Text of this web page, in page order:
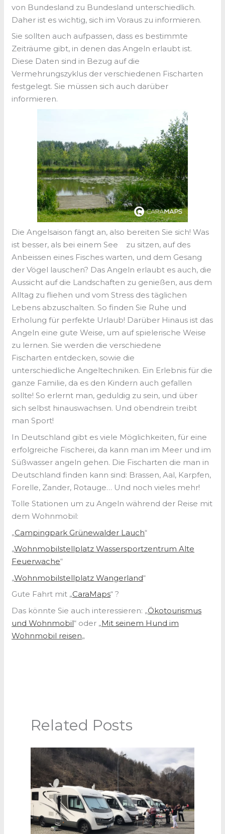
von Bundesland zu Bundesland unterschiedlich.
Daher ist es wichtig, sich im Voraus zu informieren.
Sie sollten auch aufpassen, dass es bestimmte
Zeiträume gibt, in denen das Angeln erlaubt ist.
Diese Daten sind in Bezug auf die
Vermehrungszyklus der verschiedenen Fischarten
festgelegt. Sie müssen sich auch darüber
informieren.
Die Angelsaison fängt an, also bereiten Sie sich! Was
ist besser, als bei einem See zu sitzen, auf des
Anbeissen eines Fisches warten, und dem Gesang
der Vögel lauschen? Das Angeln erlaubt es auch, die
Aussicht auf die Landschaften zu genießen, aus dem
Alltag zu fliehen und vom Stress des täglichen
Lebens abzuschalten. So finden Sie Ruhe und
Erholung für perfekte Urlaub! Darüber Hinaus ist das
Angeln eine gute Weise, um auf spielerische Weise
zu lernen. Sie werden die verschiedene
Fischarten entdecken, sowie die
unterschiedliche Angeltechniken. Ein Erlebnis für die
ganze Familie, da es den Kindern auch gefallen
sollte! So erlernt man, geduldig zu sein, und über
sich selbst hinauswachsen. Und obendrein treibt
man Sport!
In Deutschland gibt es viele Möglichkeiten, für eine
erfolgreiche Fischerei, da kann man im Meer und im
Süßwasser angeln gehen. Die Fischarten die man in
Deutschland finden kann sind: Brassen, Aal, Karpfen,
Forelle, Zander, Rotauge… Und noch vieles mehr!
Tolle Stationen um zu Angeln während der Reise mit
dem Wohnmobil:
„Campingpark Grünewalder Lauch“
„Wohnmobilstellplatz Wassersportzentrum Alte
Feuerwache“
„Wohnmobilstellplatz Wangerland“
Gute Fahrt mit „CaraMaps“ ?
Das könnte Sie auch interessieren: „Ökotourismus
und Wohnmobil“ oder „Mit seinem Hund im
Wohnmobil reisen„
Related Posts